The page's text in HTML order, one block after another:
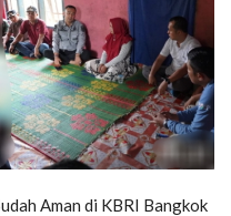
Aman di KBRI Bangkok